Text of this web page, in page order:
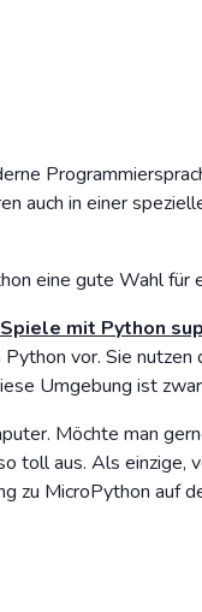
auch in einer
eine gute Wahl für
Spiele mit Python
vor. Sie nutzen
Umgebung ist
Möchte man
toll aus. Als
zu MicroPython auf